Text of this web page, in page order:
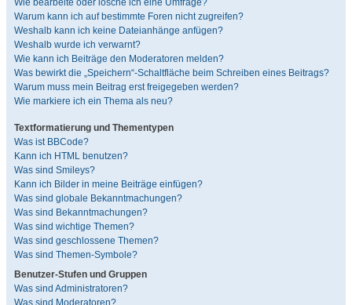
Wie bearbeite oder lösche ich eine Umfrage?
Warum kann ich auf bestimmte Foren nicht zugreifen?
Weshalb kann ich keine Dateianhänge anfügen?
Weshalb wurde ich verwarnt?
Wie kann ich Beiträge den Moderatoren melden?
Was bewirkt die „Speichern“-Schaltfläche beim Schreiben eines Beitrags?
Warum muss mein Beitrag erst freigegeben werden?
Wie markiere ich ein Thema als neu?
Textformatierung und Thementypen
Was ist BBCode?
Kann ich HTML benutzen?
Was sind Smileys?
Kann ich Bilder in meine Beiträge einfügen?
Was sind globale Bekanntmachungen?
Was sind Bekanntmachungen?
Was sind wichtige Themen?
Was sind geschlossene Themen?
Was sind Themen-Symbole?
Benutzer-Stufen und Gruppen
Was sind Administratoren?
Was sind Moderatoren?